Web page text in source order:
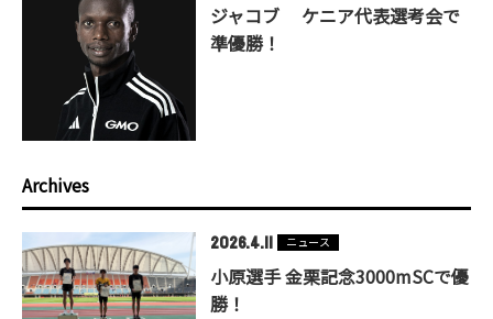
ジャコブ ケニア代表選考会で
準優勝！
Archives
2026.4.11 ニュース
小原選手 金栗記念3000mSCで優
勝！